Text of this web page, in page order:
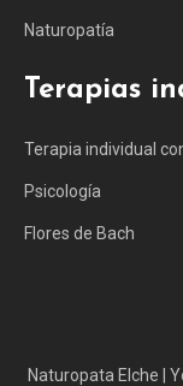
Naturopatía
Terapias
Terapia individual
Psicología
Flores de Bach
Naturopata Elche